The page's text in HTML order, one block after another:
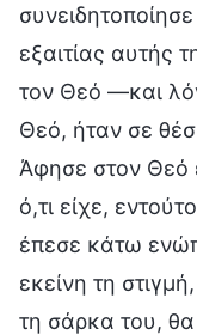
εξαιτίας αυτής
τον Θεό —και
Θεό, ήταν σε
Άφησε στον Θεό
ό,τι είχε,
έπεσε κάτω
εκείνη τη
τη σάρκα του,